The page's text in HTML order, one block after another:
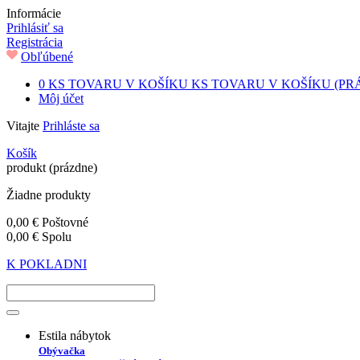
Informácie
Prihlásiť sa
Registrácia
Obľúbené
0 KS TOVARU V KOŠÍKU KS TOVARU V KOŠÍKU
Môj účet
Vitajte Prihláste sa
Košík
produkt (prázdne)
Žiadne produkty
0,00 € Poštovné
0,00 € Spolu
K POKLADNI
Estila nábytok
Obývačka